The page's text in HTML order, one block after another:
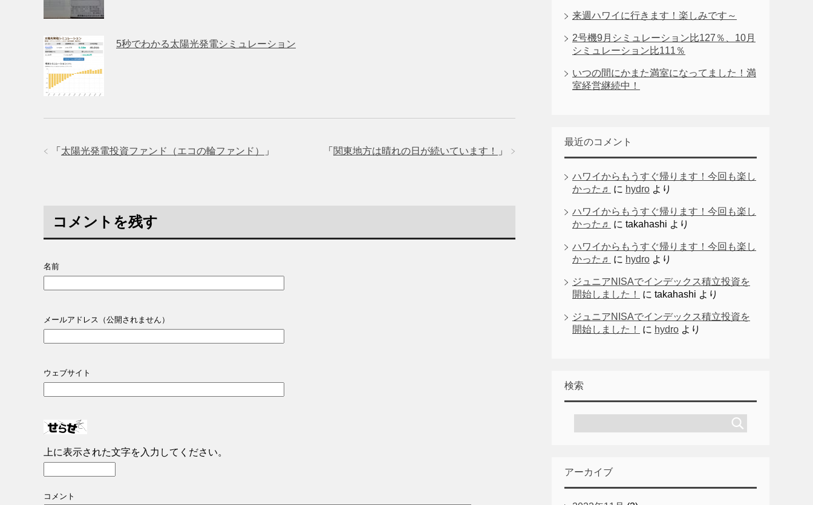
5秒でわかる太陽光発電シミュレーション
「 関東地方は晴れの日が続いています！ 」
「 太陽光発電投資ファンド（エコの輪ファンド） 」
コメントを残す
名前
メールアドレス（公開されません）
ウェブサイト
上に表示された文字を入力してください。
コメント
来週ハワイに行きます！楽しみです～
2号機9月シミュレーション比127％、10月
シミュレーション比111％
いつの間にかまた満室になってました！満
室経営継続中！
最近のコメント
ハワイからもうすぐ帰ります！今回も楽し
かった♬
に hydro より
ハワイからもうすぐ帰ります！今回も楽し
かった♬
に takahashi より
ハワイからもうすぐ帰ります！今回も楽し
かった♬
に hydro より
ジュニアNISAでインデックス積立投資を
開始しました！
に takahashi より
ジュニアNISAでインデックス積立投資を
開始しました！
に hydro より
検索
アーカイブ